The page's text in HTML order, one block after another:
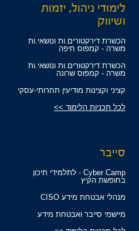
לימודי ניהול, יזמות
ושיווק
הכשרת דירקטורים.ות ונושאי.ות
משרה - קמפוס חיפה
הכשרת דירקטורים.ות ונושאי.ות
משרה - קמפוס שרונה
קציני וקצינות מודיעין תחרותי-עסקי
לכל תכניות הלימוד >>
סייבר
Cyber Camp - לתלמידי תיכון
בחופשת הקיץ
מנהלי אבטחת מידע CISO
מיישמי סייבר ואבטחת מידע